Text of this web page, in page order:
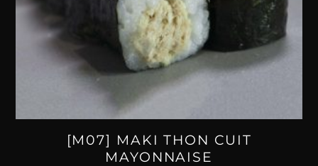
[M07] MAKI THON CUIT
MAYONNAISE